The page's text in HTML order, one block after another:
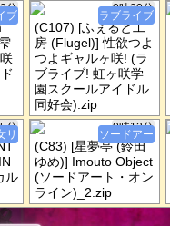
分
ブ
0時20分
(C107) [ふぇると工
房 (Flugel)] 性欲つよ
つよギャルヶ咲! (ラ
ブライブ! 虹ヶ咲学
園スクールアイドル
同好会).zip
ラブライブ
分
ル
リ
0時12分
(C83) [星夢亭 (鈴田
ゆめ)] Imouto Object
(ソードアート・オン
ライン)_2.zip
ソードアー